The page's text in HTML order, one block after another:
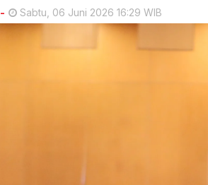
- Sabtu, 06 Juni 2026 16:29 WIB